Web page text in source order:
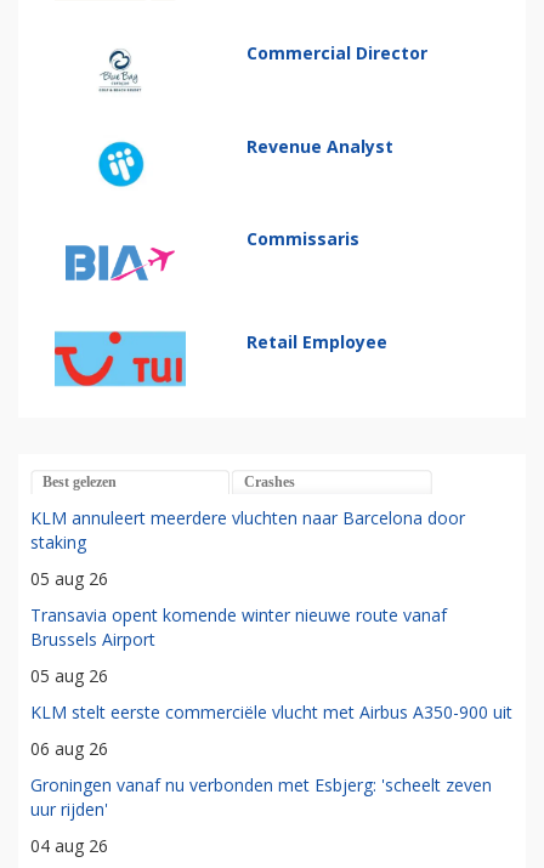
Commercial Director
Revenue Analyst
Commissaris
Retail Employee
Best gelezen Crashes
KLM annuleert meerdere vluchten naar Barcelona door
staking
05 aug 26
Transavia opent komende winter nieuwe route vanaf
Brussels Airport
05 aug 26
KLM stelt eerste commerciële vlucht met Airbus A350-900 uit
06 aug 26
Groningen vanaf nu verbonden met Esbjerg: 'scheelt zeven
uur rijden'
04 aug 26